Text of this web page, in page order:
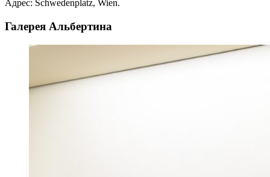
Адрес: Schwedenplatz, Wien.
Галерея Альбертина